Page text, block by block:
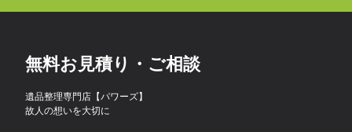
無料お見積り・ご相談
遺品整理専門店【パワーズ】
故人の想いを大切に